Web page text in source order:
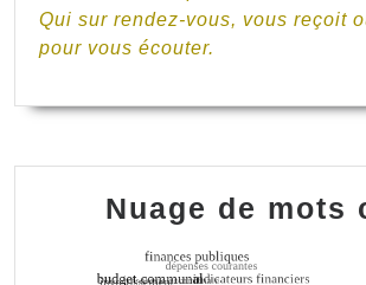
Qui sur rendez-vous, vous reçoit
pour vous écouter.
Nuage de mots